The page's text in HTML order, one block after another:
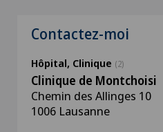
Contactez-moi
Hôpital, Clinique (2)
Clinique de Montchoisi
Chemin des Allinges 10
1006 Lausanne